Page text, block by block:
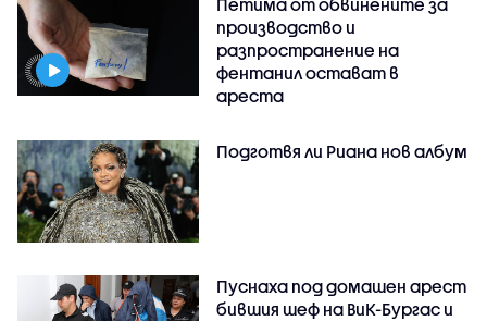
Петима от обвинените за
производство и
разпространение на
фентанил остават в
ареста
Подготвя ли Риана нов албум
Пуснаха под домашен арест
бившия шеф на ВиК-Бургас и